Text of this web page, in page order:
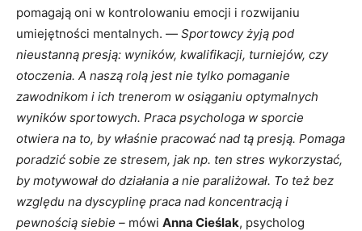
pomagają oni w kontrolowaniu emocji i rozwijaniu
umiejętności mentalnych. — Sportowcy żyją pod
nieustanną presją: wyników, kwalifikacji, turniejów, czy
otoczenia. A naszą rolą jest nie tylko pomaganie
zawodnikom i ich trenerom w osiąganiu optymalnych
wyników sportowych. Praca psychologa w sporcie
otwiera na to, by właśnie pracować nad tą presją. Pomaga
poradzić sobie ze stresem, jak np. ten stres wykorzystać,
by motywował do działania a nie paraliżował. To też bez
względu na dyscyplinę praca nad koncentracją i
pewnością siebie – mówi Anna Cieślak, psycholog